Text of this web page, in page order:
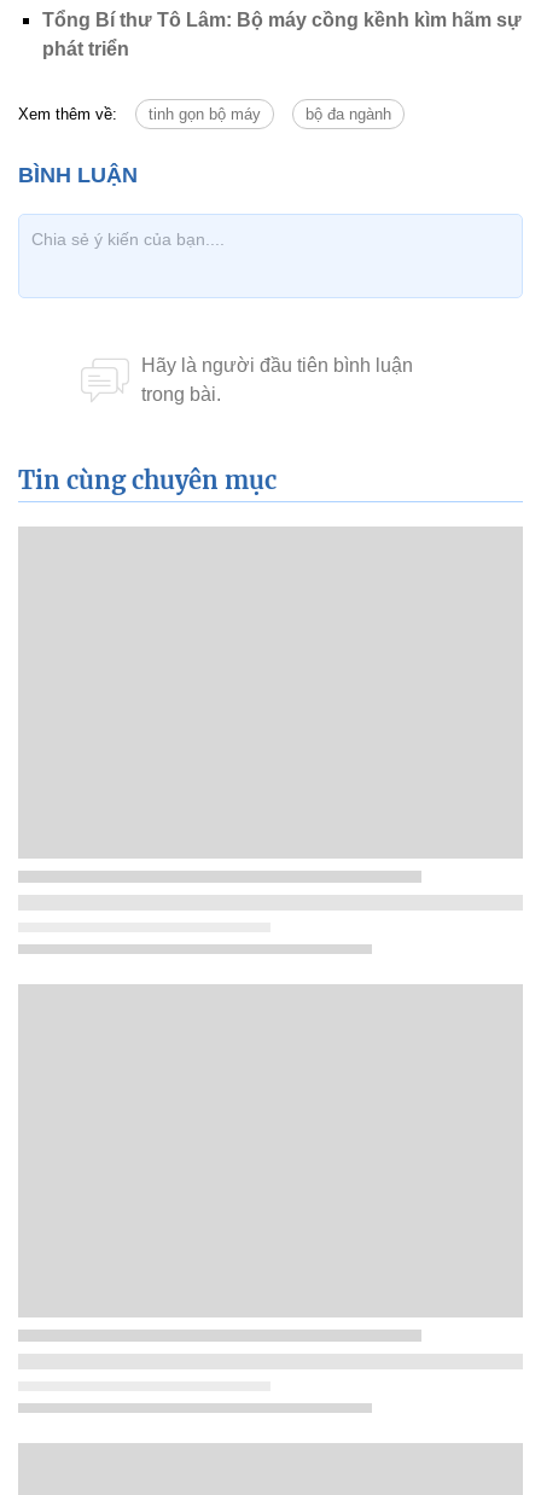
Tổng Bí thư Tô Lâm: Bộ máy cồng kềnh kìm hãm sự
phát triển
Xem thêm về: tinh gọn bộ máy bộ đa ngành
Tin cùng chuyên mục